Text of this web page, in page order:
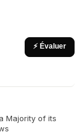
⚡ Évaluer
Majority of its